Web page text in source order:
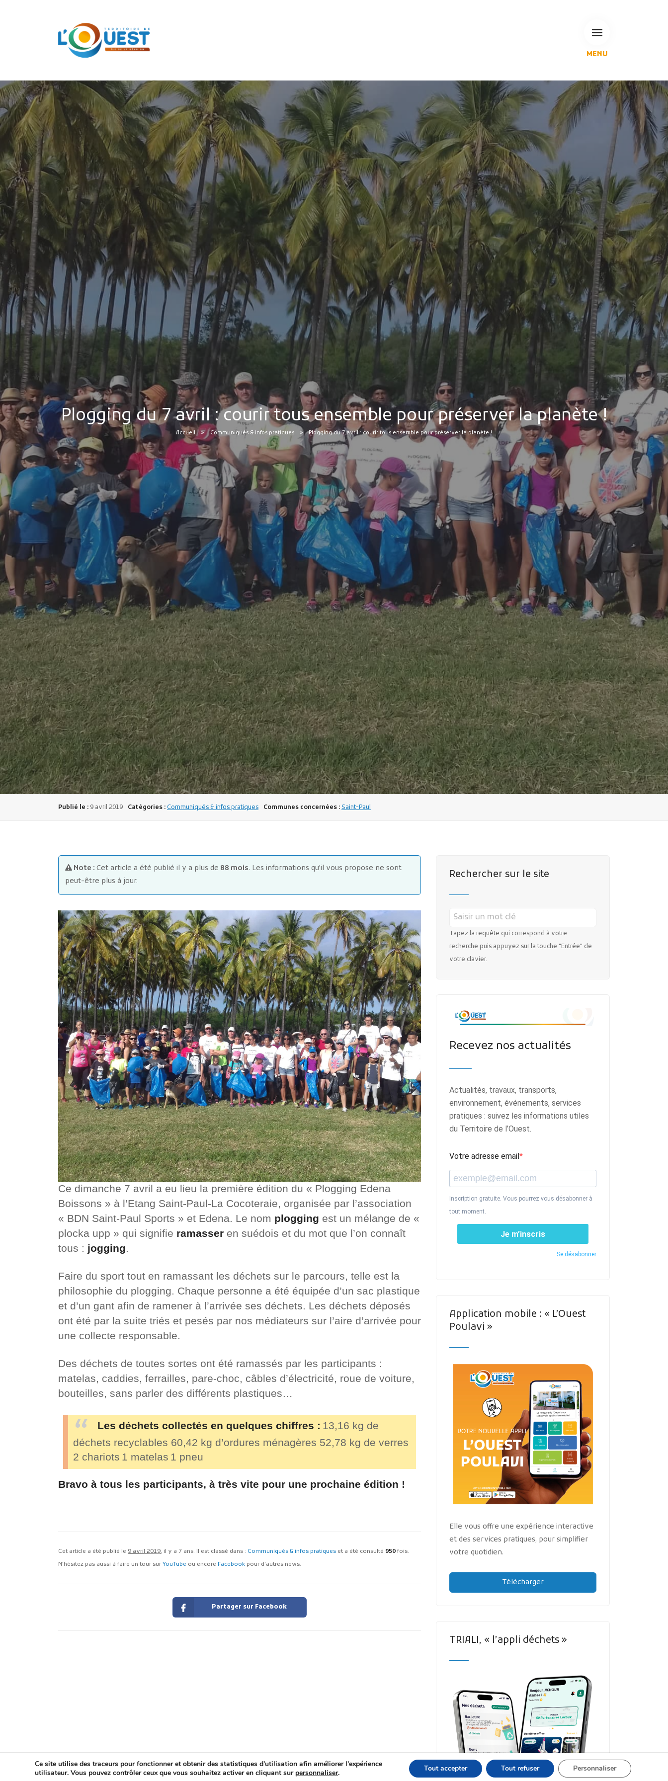
MENU
Espace Habitant
Espace Pro
Espace Pédagogique
RECHERCHE
CALENDRIERS DE COLLECTE
MES DÉMARCHES
Publicité des actes
Projets financés par l'Europe
Plans d'accès
Plogging du 7 avril : courir tous ensemble pour préserver la planète !
Accueil Communiqués & infos pratiques Plogging du 7 avril : courir tous ensemble pour préserver la planète !
Publié le : 9 avril 2019 Catégories :Communiqués & infos pratiques Communes concernées :Saint-Paul
Note : Cet article a été publié il y a plus de 88 mois. Les informations qu'il vous propose ne sont
peut-être plus à jour.
Ce dimanche 7 avril a eu lieu la première édition du « Plogging Edena
Boissons » à l’Etang Saint-Paul-La Cocoteraie, organisée par l’association
« BDN Saint-Paul Sports » et Edena. Le nom plogging est un mélange de «
plocka upp » qui signifie ramasser en suédois et du mot que l’on connaît
tous : jogging.
Faire du sport tout en ramassant les déchets sur le parcours, telle est la
philosophie du plogging. Chaque personne a été équipée d’un sac plastique
et d’un gant afin de ramener à l’arrivée ses déchets. Les déchets déposés
ont été par la suite triés et pesés par nos médiateurs sur l’aire d’arrivée pour
une collecte responsable.
Des déchets de toutes sortes ont été ramassés par les participants :
matelas, caddies, ferrailles, pare-choc, câbles d’électricité, roue de voiture,
bouteilles, sans parler des différents plastiques…
Les déchets collectés en quelques chiffres : 13,16 kg de
déchets recyclables 60,42 kg d’ordures ménagères 52,78 kg de verres
2 chariots 1 matelas 1 pneu
Bravo à tous les participants, à très vite pour une prochaine édition !
Cet article a été publié le 9 avril 2019, il y a 7 ans. Il est classé dans : Communiqués & infos pratiques et a été consulté 950 fois.
N'hésitez pas aussi à faire un tour sur YouTube ou encore Facebook pour d'autres news.
Partager sur Facebook
Rechercher sur le site
Tapez la requête qui correspond à votre
recherche puis appuyez sur la touche "Entrée" de
votre clavier.
Recevez nos actualités
Actualités, travaux, transports,
environnement, événements, services
pratiques : suivez les informations utiles
du Territoire de l’Ouest.
Votre adresse email
Inscription gratuite. Vous pourrez vous désabonner à
tout moment.
Je m’inscris
Se désabonner
Application mobile : « L’Ouest
Poulavi »
Elle vous offre une expérience interactive
et des services pratiques, pour simplifier
votre quotidien.
Télécharger
TRIALI, « l’appli déchets »
Ce site utilise des traceurs pour fonctionner et obtenir des statistiques d'utilisation afin améliorer l'expérience
utilisateur. Vous pouvez contrôler ceux que vous souhaitez activer en cliquant sur personnaliser. Tout accepter Tout refuser Personnaliser